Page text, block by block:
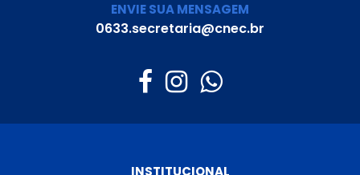
ENVIE SUA MENSAGEM
0633.secretaria@cnec.br
INSTITUCIONAL